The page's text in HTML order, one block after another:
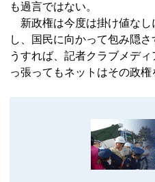
も過言ではない。
新政権は今度は掛け値なし
し、国民に向かって包み隠
うすれば、記者クラブメディ
っ張ってもネットはその政権